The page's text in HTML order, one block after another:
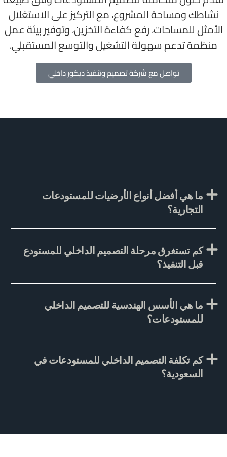
نشاطك ومساحة المشروع، مع التركيز على الاستغلال
الأمثل للمساحات، رفع كفاءة التخزين، وتوفير بيئة عمل
منظمة تدعم سهولة التشغيل والتوسع المستقبلي.
تواصل مع شركة تصميم وتنفيذ ديكور داخلي
ما هي أفضل أنواع الأرضيات للمستودعات
التجارية؟
كم تستغرق مرحلة التصميم الداخلي للمستودع
قبل التنفيذ؟
ما هي الأسس الهندسية للتصميم الداخلي
للمستودعات؟
كم تكلفة التصميم الداخلي للمستودعات في
السعودية؟